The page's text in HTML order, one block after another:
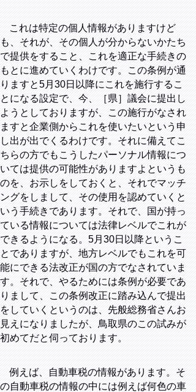
これは特定の個人情報がありますけど
も、それが、その個人が分からないかたち
で提供をすること、これを適正な手続きの
もとに進めていくわけです。この条例が通
りますと5月30日以降にこれを施行するこ
とになる設定で、今、［県］議会に提出し
ようとしておりますが、この施行がなされ
ますと企業側からこれを使いたいという申
し出が出でくるわけです。それに備えてこ
ちらの方でもこうしたパーソナル情報につ
いては提供の可能性がありますよというも
のを、お示しをしておくと、それでマッチ
ングをしまして、その使用を認めていくと
いう手続きであります。それで、国が持っ
ている情報については法律レベルでこれが
できるようになる。5月30日以降というこ
とでありますが、地方レベルでもこれを可
能にできる法改正が国の方でなされていま
す。それで、やるためには条例が必要であ
りまして、この条例改正に踏み込んで提出
をしていくというのは、先般総務省さんお
見えになりましたが、鳥取県のこの試みが
初めてだと伺っております。
例えば、自動車税の情報があります。そ
の自動車税の情報の中には例えば何色の車